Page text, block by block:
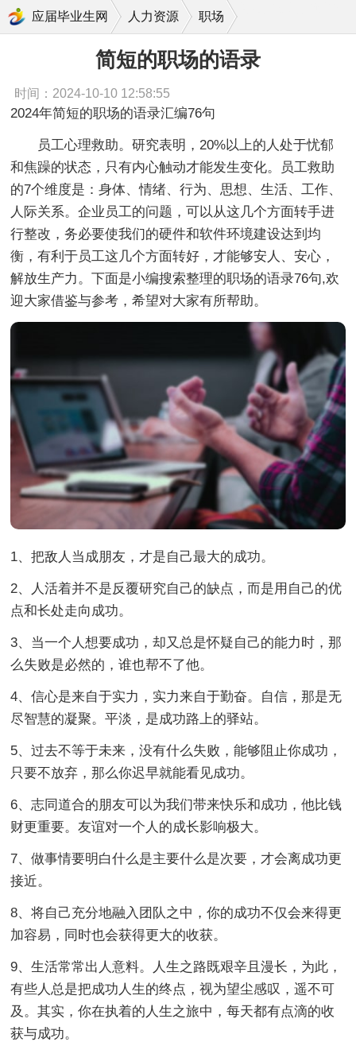
应届毕业生网 人力资源 职场
简短的职场的语录
时间：2024-10-10 12:58:55
2024年简短的职场的语录汇编76句
员工心理救助。研究表明，20%以上的人处于忧郁
和焦躁的状态，只有内心触动才能发生变化。员工救助
的7个维度是：身体、情绪、行为、思想、生活、工作、
人际关系。企业员工的问题，可以从这几个方面转手进
行整改，务必要使我们的硬件和软件环境建设达到均
衡，有利于员工这几个方面转好，才能够安人、安心，
解放生产力。下面是小编搜索整理的职场的语录76句,欢
迎大家借鉴与参考，希望对大家有所帮助。
1、把敌人当成朋友，才是自己最大的成功。
2、人活着并不是反覆研究自己的缺点，而是用自己的优
点和长处走向成功。
3、当一个人想要成功，却又总是怀疑自己的能力时，那
么失败是必然的，谁也帮不了他。
4、信心是来自于实力，实力来自于勤奋。自信，那是无
尽智慧的凝聚。平淡，是成功路上的驿站。
5、过去不等于未来，没有什么失败，能够阻止你成功，
只要不放弃，那么你迟早就能看见成功。
6、志同道合的朋友可以为我们带来快乐和成功，他比钱
财更重要。友谊对一个人的成长影响极大。
7、做事情要明白什么是主要什么是次要，才会离成功更
接近。
8、将自己充分地融入团队之中，你的成功不仅会来得更
加容易，同时也会获得更大的收获。
9、生活常常出人意料。人生之路既艰辛且漫长，为此，
有些人总是把成功人生的终点，视为望尘感叹，遥不可
及。其实，你在执着的人生之旅中，每天都有点滴的收
获与成功。